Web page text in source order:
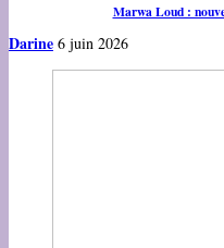
Marwa Loud :
Darine 6 juin 2026